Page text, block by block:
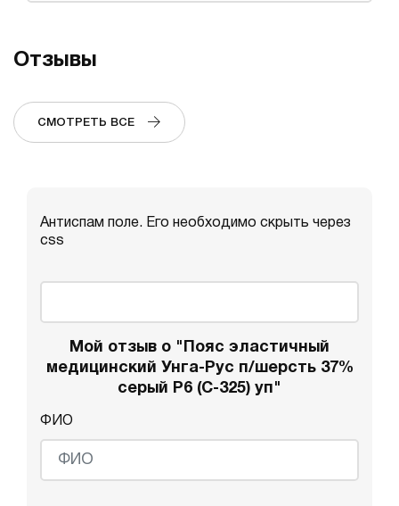
Отзывы
СМОТРЕТЬ ВСЕ
Антиспам поле. Его необходимо скрыть через
css
Мой отзыв о "Пояс эластичный
медицинский Унга-Рус п/шерсть 37%
серый P6 (С-325) уп"
ФИО